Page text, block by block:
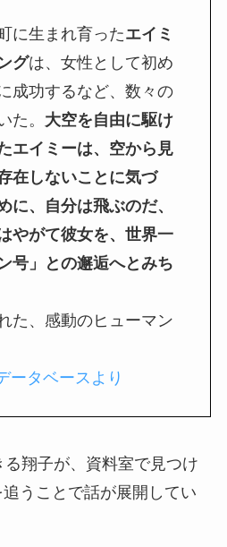
に生まれ育ったエイミ
グは、女性として初め
成功するなど、数々の
た。 大空を自由に駆け
エイミーは、空から見
在しないことに気づ
に、自分は飛ぶのだ、
やがて彼女を、世界一
号」との邂逅へとみち
た、感動のヒューマン
ータベースより
翔子が、資料室で見つけ
うことで話が展開してい